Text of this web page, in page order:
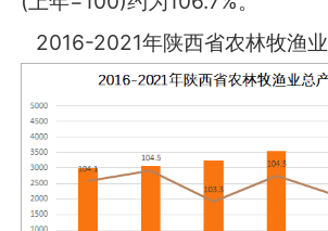
2016-2021年陕西省农林牧渔